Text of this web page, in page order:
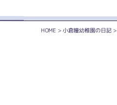
HOME >小倉瞳幼稚園の日記>